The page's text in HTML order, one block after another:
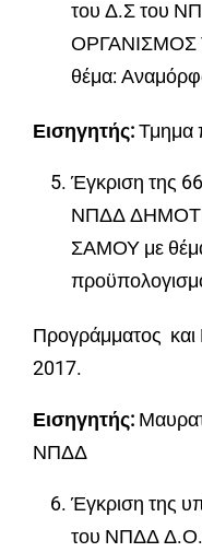
του Δ.Σ του
ΟΡΓΑΝΙΣΜΟΣ
θέμα:
Εισηγητής:Τμημα
Έγκριση της
ΝΠΔΔ
ΣΑΜΟΥ με
Προγράμματος
2017.
Εισηγητής:
ΝΠΔΔ
Έγκριση της
του ΝΠΔΔ